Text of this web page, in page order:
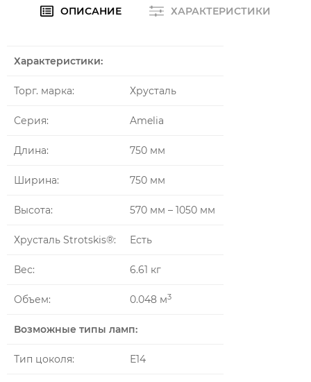
ОПИСАНИЕ ХАРАКТЕРИСТИКИ
Характеристики:
Торг. марка: Хрусталь
Серия: Amelia
Длина: 750 мм
Ширина: 750 мм
Высота: 570 мм – 1050 мм
Хрусталь Strotskis®: Есть
Вес: 6.61 кг
Объем: 0.048 м3
Возможные типы ламп:
Тип цоколя: Е14